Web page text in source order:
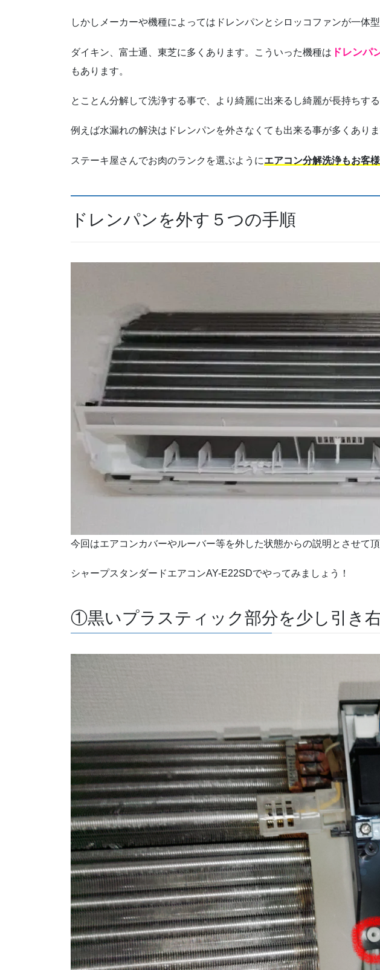
しかしメーカーや機種によってはドレンパンとシロッコファンが一体
ダイキン、富士通、東芝に多くあります。こういった機種は ドレンパ
もあります。
とことん分解して洗浄する事で、より綺麗に出来るし綺麗が長持ちす
例えば水漏れの解決はドレンパンを外さなくても出来る事が多くあり
ステーキ屋さんでお肉のランクを選ぶようにエアコン分解洗浄もお客
ドレンパンを外す５つの手順
今回はエアコンカバーやルーバー等を外した状態からの説明とさせて頂
シャープスタンダードエアコンAY-E22SDでやってみましょう！
①黒いプラスティック部分を少し引き